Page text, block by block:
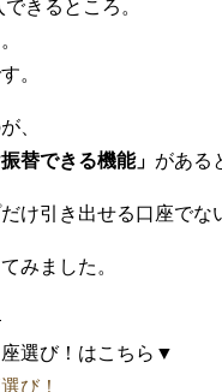
きるところ。
。
、
替できる機能」 がある
け引き出せる口座でな
みました。
選び！はこちら▼
び！